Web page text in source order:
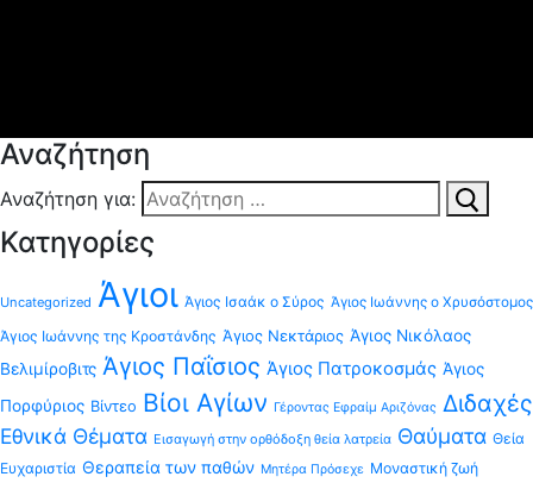
Αναζήτηση
Αναζήτηση για:
Κατηγορίες
Uncategorized Άγιοι Άγιος Ισαάκ ο Σύρος Άγιος Ιωάννης ο Χρυσόστομος
Άγιος Ιωάννης της Κροστάνδης Άγιος Νεκτάριος Άγιος Νικόλαος
Βελιμίροβιτς Άγιος Παΐσιος Άγιος Πατροκοσμάς Άγιος
Πορφύριος Βίντεο Βίοι Αγίων Γέροντας Εφραίμ Αριζόνας Διδαχές
Εθνικά Θέματα Εισαγωγή στην ορθόδοξη θεία λατρεία Θαύματα Θεία
Ευχαριστία Θεραπεία των παθών Μητέρα Πρόσεχε Μοναστική ζωή